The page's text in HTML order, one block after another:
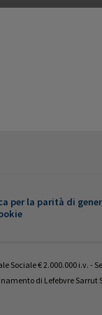
per la parità di
€ 2.000.000 i.v. -
di Lefebvre Sarrut